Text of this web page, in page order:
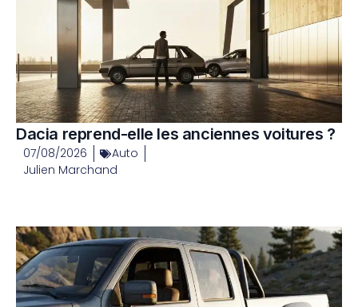
Dacia reprend-elle les anciennes voitures ?
07/08/2026
Auto
Julien Marchand